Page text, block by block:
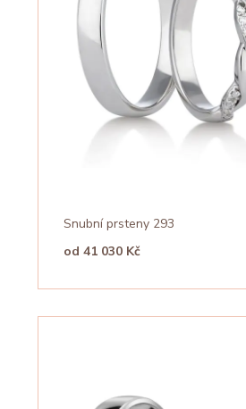
Snubní prsteny 293
od 41 030 Kč